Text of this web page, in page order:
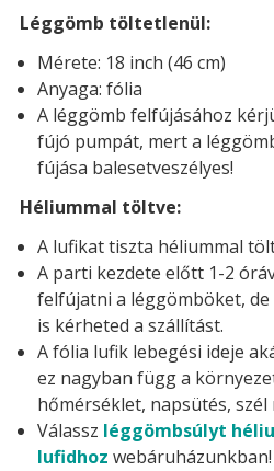
Léggömb töltetlenül:
Mérete: 18 inch (46 cm)
Anyaga: fólia
A léggömb felfújásához
fújó pumpát, mert a
fújása balesetveszélyes!
Héliummal töltve:
A lufikat tiszta héliummal
A parti kezdete előtt 1-2
felfújatni a léggömböket,
is kérheted a szállítást.
A fólia lufik lebegési ideje
ez nagyban függ a
hőmérséklet, napsütés, szél
Válassz léggömbsúlyt
lufidhoz webáruházunkban!